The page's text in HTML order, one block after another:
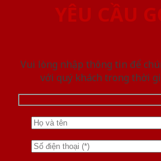
YÊU CẦU
Vui lòng nhập thông tin để
với quý khách trong thời